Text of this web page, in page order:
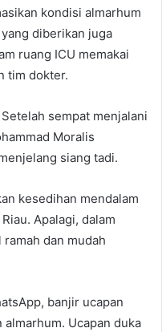
kondisi almarhum
diberikan juga
ruang ICU memakai
tim dokter.
sempat menjalani
Moralis
siang tadi.
kesedihan mendalam
Apalagi, dalam
dan mudah
banjir ucapan
Ucapan duka